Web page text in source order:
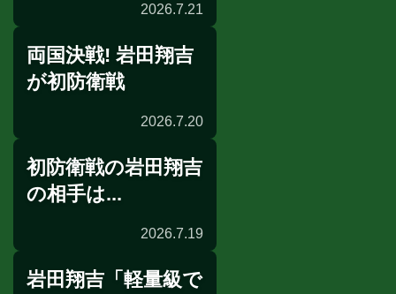
リングサイドの目
2026.7.21
世界戦試合後会見
両国決戦! 岩田翔吉
が初防衛戦
2026.7.20
前日計量
初防衛戦の岩田翔吉
の相手は...
2026.7.19
岩田翔吉「軽量級で